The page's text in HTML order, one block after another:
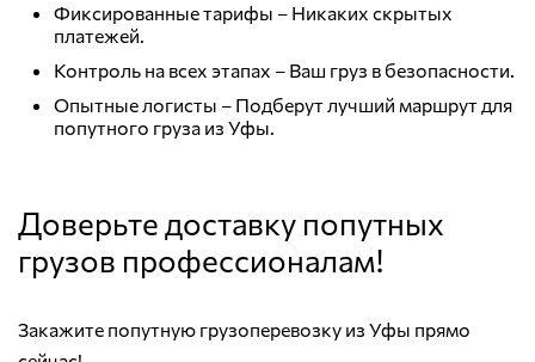
Фиксированные тарифы – Никаких скрытых
платежей.
Контроль на всех этапах – Ваш груз в безопасности.
Опытные логисты – Подберут лучший маршрут для
попутного груза из Уфы.
Доверьте доставку попутных
грузов профессионалам!
Закажите попутную грузоперевозку из Уфы прямо